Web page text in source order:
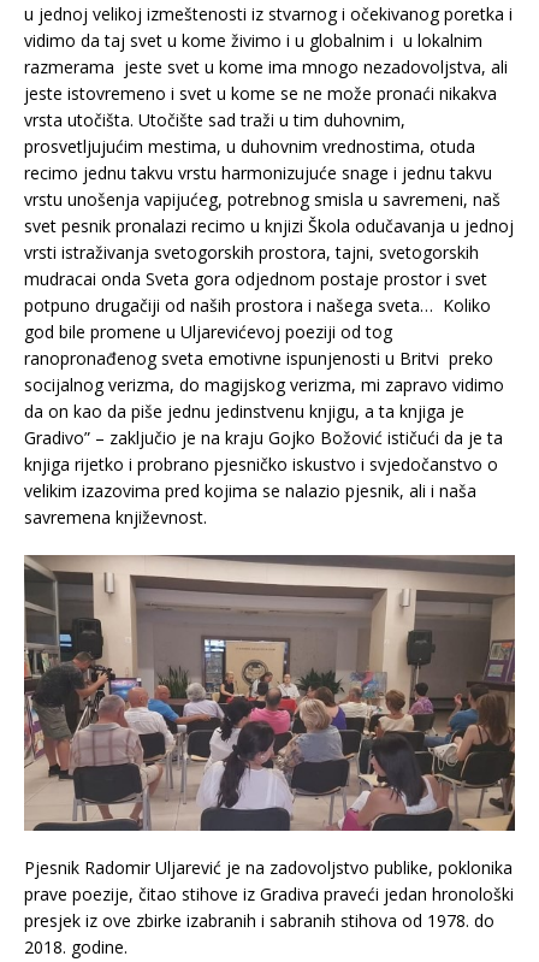
u jednoj velikoj izmeštenosti iz stvarnog i očekivanog poretka i
vidimo da taj svet u kome živimo i u globalnim i u lokalnim
razmerama jeste svet u kome ima mnogo nezadovoljstva, ali
jeste istovremeno i svet u kome se ne može pronaći nikakva
vrsta utočišta. Utočište sad traži u tim duhovnim,
prosvetljujućim mestima, u duhovnim vrednostima, otuda
recimo jednu takvu vrstu harmonizujuće snage i jednu takvu
vrstu unošenja vapijućeg, potrebnog smisla u savremeni, naš
svet pesnik pronalazi recimo u knjizi Škola odučavanja u jednoj
vrsti istraživanja svetogorskih prostora, tajni, svetogorskih
mudracai onda Sveta gora odjednom postaje prostor i svet
potpuno drugačiji od naših prostora i našega sveta… Koliko
god bile promene u Uljarevićevoj poeziji od tog
ranopronađenog sveta emotivne ispunjenosti u Britvi preko
socijalnog verizma, do magijskog verizma, mi zapravo vidimo
da on kao da piše jednu jedinstvenu knjigu, a ta knjiga je
Gradivo” – zaključio je na kraju Gojko Božović ističući da je ta
knjiga rijetko i probrano pjesničko iskustvo i svjedočanstvo o
velikim izazovima pred kojima se nalazio pjesnik, ali i naša
savremena književnost.
Pjesnik Radomir Uljarević je na zadovoljstvo publike, poklonika
prave poezije, čitao stihove iz Gradiva praveći jedan hronološki
presjek iz ove zbirke izabranih i sabranih stihova od 1978. do
2018. godine.